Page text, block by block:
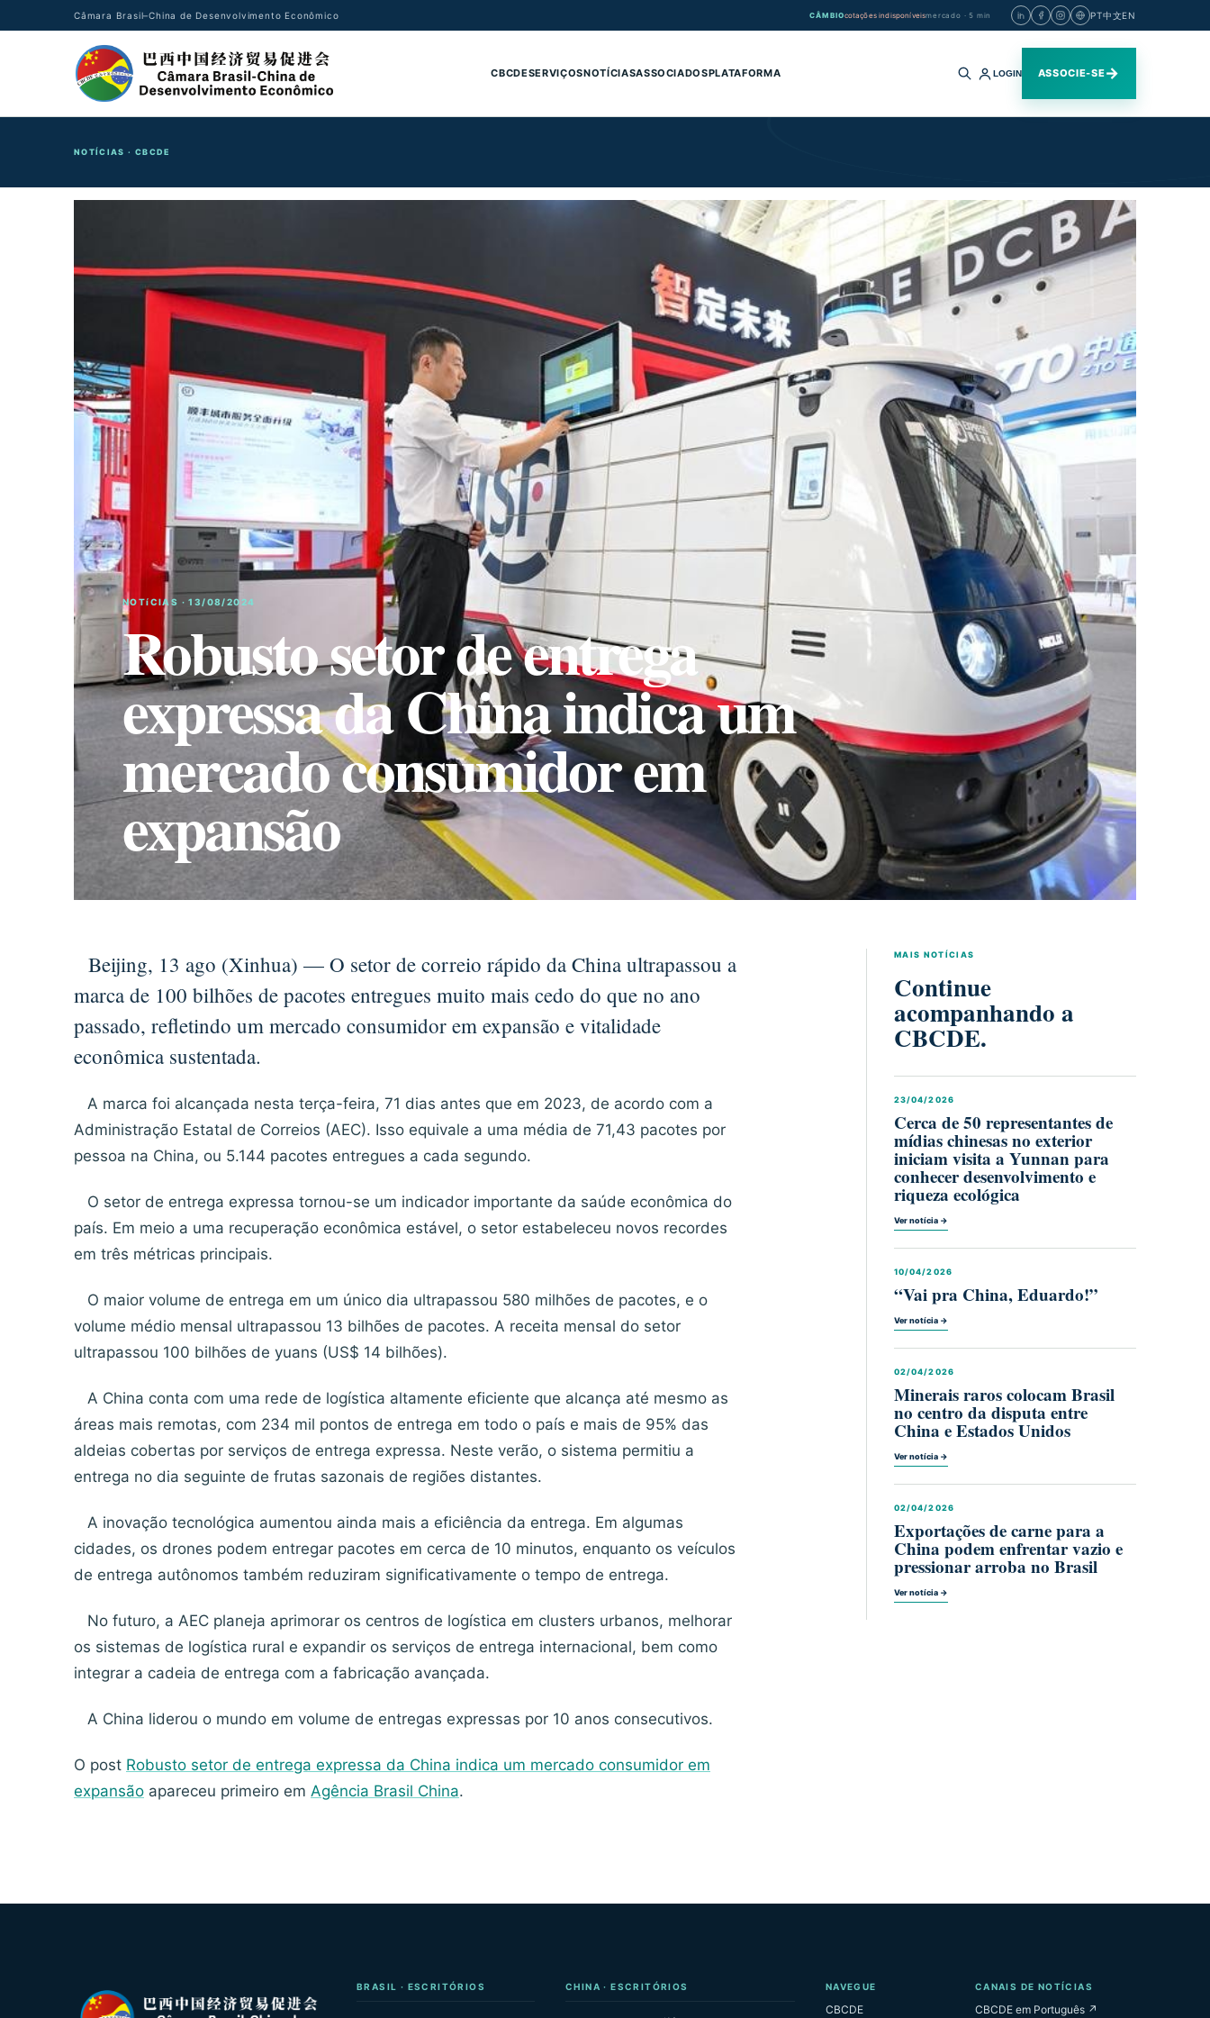
Câmara Brasil–China de Desenvolvimento Econômico CÂMBIOcotações indisponíveismercado · 5 min PT中文EN
CBCDESERVIÇOSNOTÍCIASASSOCIADOSPLATAFORMA
Buscar
site
LOGIN ASSOCIE-SE→
NOTÍCIAS · CBCDE
NOTíCIAS · 13/08/2024
Robusto setor de entrega
expressa da China indica um
mercado consumidor em
expansão
Beijing, 13 ago (Xinhua) — O setor de correio rápido da China ultrapassou a
marca de 100 bilhões de pacotes entregues muito mais cedo do que no ano
passado, refletindo um mercado consumidor em expansão e vitalidade
econômica sustentada.
A marca foi alcançada nesta terça-feira, 71 dias antes que em 2023, de acordo com a
Administração Estatal de Correios (AEC). Isso equivale a uma média de 71,43 pacotes por
pessoa na China, ou 5.144 pacotes entregues a cada segundo.
O setor de entrega expressa tornou-se um indicador importante da saúde econômica do
país. Em meio a uma recuperação econômica estável, o setor estabeleceu novos recordes
em três métricas principais.
O maior volume de entrega em um único dia ultrapassou 580 milhões de pacotes, e o
volume médio mensal ultrapassou 13 bilhões de pacotes. A receita mensal do setor
ultrapassou 100 bilhões de yuans (US$ 14 bilhões).
A China conta com uma rede de logística altamente eficiente que alcança até mesmo as
áreas mais remotas, com 234 mil pontos de entrega em todo o país e mais de 95% das
aldeias cobertas por serviços de entrega expressa. Neste verão, o sistema permitiu a
entrega no dia seguinte de frutas sazonais de regiões distantes.
A inovação tecnológica aumentou ainda mais a eficiência da entrega. Em algumas
cidades, os drones podem entregar pacotes em cerca de 10 minutos, enquanto os veículos
de entrega autônomos também reduziram significativamente o tempo de entrega.
No futuro, a AEC planeja aprimorar os centros de logística em clusters urbanos, melhorar
os sistemas de logística rural e expandir os serviços de entrega internacional, bem como
integrar a cadeia de entrega com a fabricação avançada.
A China liderou o mundo em volume de entregas expressas por 10 anos consecutivos.
O post Robusto setor de entrega expressa da China indica um mercado consumidor em
expansão apareceu primeiro em Agência Brasil China.
MAIS NOTÍCIAS
Continue
acompanhando a
CBCDE.
23/04/2026
Cerca de 50 representantes de
mídias chinesas no exterior
iniciam visita a Yunnan para
conhecer desenvolvimento e
riqueza ecológica
Ver notícia →
10/04/2026
“Vai pra China, Eduardo!”
Ver notícia →
02/04/2026
Minerais raros colocam Brasil
no centro da disputa entre
China e Estados Unidos
Ver notícia →
02/04/2026
Exportações de carne para a
China podem enfrentar vazio e
pressionar arroba no Brasil
Ver notícia →
BRASIL · ESCRITÓRIOS CHINA · ESCRITÓRIOS NAVEGUE
CBCDE
CANAIS DE NOTÍCIAS
CBCDE em Português ↗